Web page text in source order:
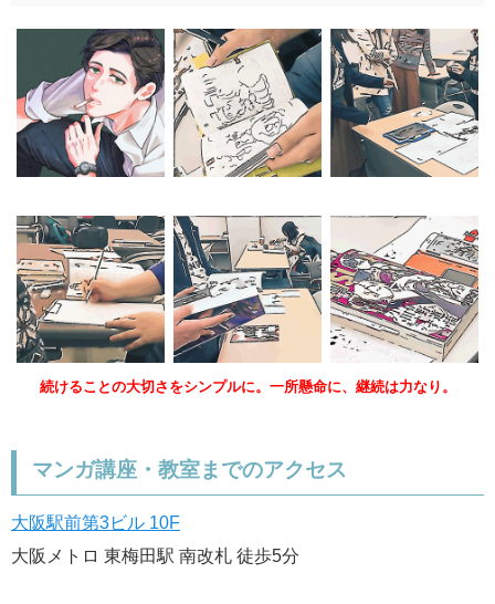
続けることの大切さをシンプルに。一所懸命に、継続は力なり。
マンガ講座・教室までのアクセス
大阪駅前第3ビル 10F
大阪メトロ 東梅田駅 南改札 徒歩5分